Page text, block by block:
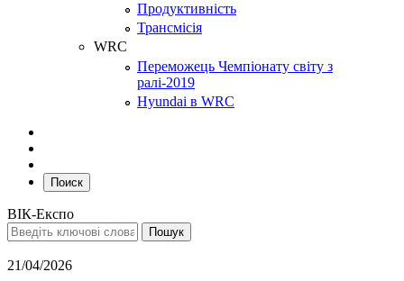
Продуктивність
Трансмісія
WRC
Переможець Чемпіонату світу з
ралі-2019
Hyundai в WRC
Поиск
ВІК-Експо
21/04/2026